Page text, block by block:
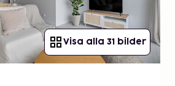
Visa alla 31 bilder